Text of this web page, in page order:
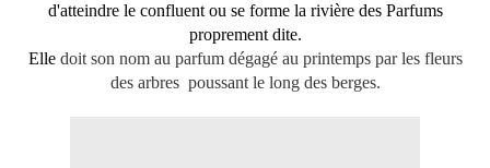
d'atteindre le confluent ou se forme la rivière des Parfums
proprement dite.
Elle doit son nom au parfum dégagé au printemps par les fleurs
des arbres poussant le long des berges.